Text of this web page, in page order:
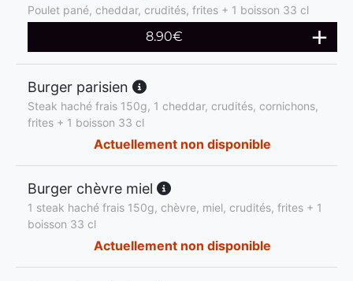
Poulet pané, cheddar, crudités, frites + 1 boisson 33 cl
8.90€
Burger parisien
Steak haché frais 150g, 1 cheddar, crudités, cornichons,
frites + 1 boisson 33 cl
Actuellement non disponible
Burger chèvre miel
1 steak haché frais 150g, chèvre, miel, crudités, frites + 1
boisson 33 cl
Actuellement non disponible